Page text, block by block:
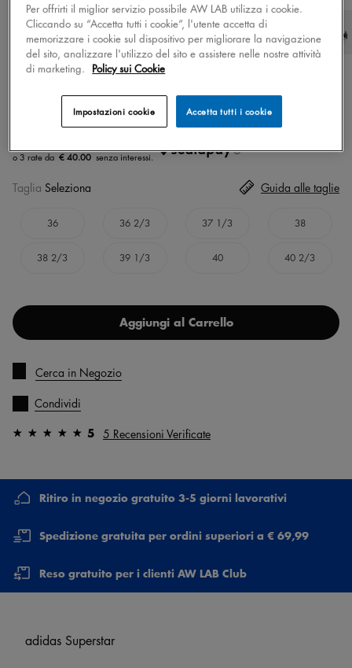
adidas Superstar II
€ 120.00
€ 40.00
Colorebianco/nero
Taglia Seleziona
36 36 2/3 37 1/3 38
38 2/3 39 1/3 40 40 2/3
Guida alle taglie
Aggiungi al Carrello
Cerca in Negozio
Condividi
5 5 Recensioni Verificate
Ritiro in negozio gratuito 3-5 giorni lavorativi
Spedizione gratuita per ordini superiori a € 69,99
Reso gratuito per i clienti AW LAB Club
adidas Superstar
Per offrirti il miglior servizio possibile AW LAB utilizza i cookie.
Cliccando su “Accetta tutti i cookie”, l'utente accetta di
memorizzare i cookie sul dispositivo per migliorare la navigazione
del sito, analizzare l'utilizzo del sito e assistere nelle nostre attività
di marketing. Policy sui Cookie
Accetta tutti i cookie
Impostazioni cookie